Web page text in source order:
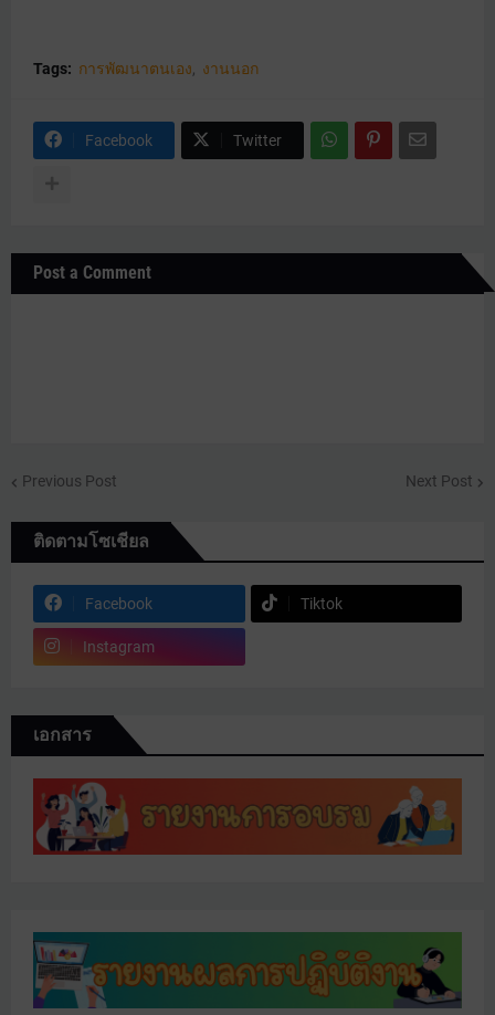
Tags: การพัฒนาตนเอง งานนอก
Facebook Twitter
Post a Comment
Previous Post Next Post
ติดตามโซเชียล
Facebook Tiktok
Instagram
เอกสาร